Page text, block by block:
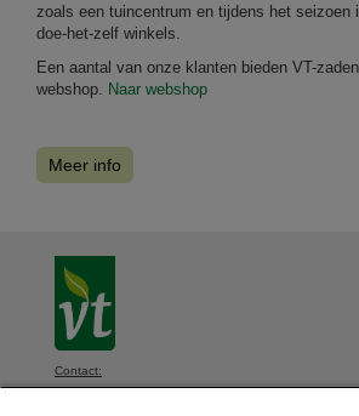
zoals een tuincentrum en tijdens het seizoen
doe-het-zelf winkels.
Een aantal van onze klanten bieden VT-
webshop.
Naar webshop
Meer info
Contact: